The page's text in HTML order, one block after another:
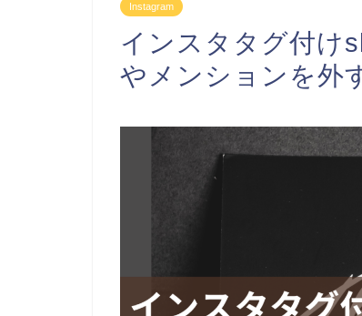
Instagram
インスタタグ付け
やメンションを外